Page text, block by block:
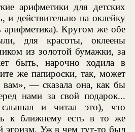
арифметики для детских
действительно на оклейку
арифметика). Кругом же обе
для красоты, оклеены
из золотой бумажки, за
быть, нарочно ходила в
же папироски, так, может
вам», — сказала она, как бы
нами за свой подарок...
и читал это), что
к ближнему есть в то же
эгоизм. Уж в чем тут-то был